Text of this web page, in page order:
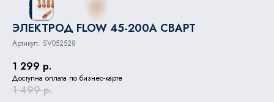
ЭЛЕКТРОД FLOW 45-200A СВАРТ
Артикул: SV052528
1 299 р.
Доступна оплата по бизнес-карте
1 499 р.